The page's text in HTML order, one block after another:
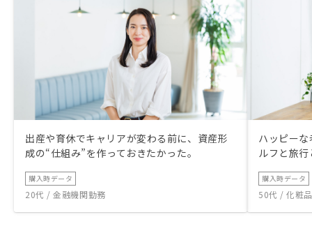
出産や育休でキャリアが変わる前に、資産形
成の“仕組み”を作っておきたかった。
購入時データ
20代 / 金融機関勤務
ハッピー
ルフと旅
購入時データ
50代 / 化粧